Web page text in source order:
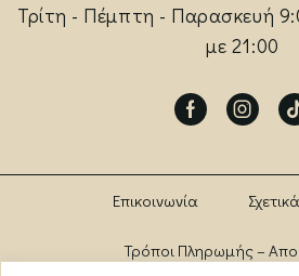
Τρίτη - Πέμπτη - Παρασκευή
με 21:00
Facebook
Επικοινωνία
Τρόποι Πληρωμής –